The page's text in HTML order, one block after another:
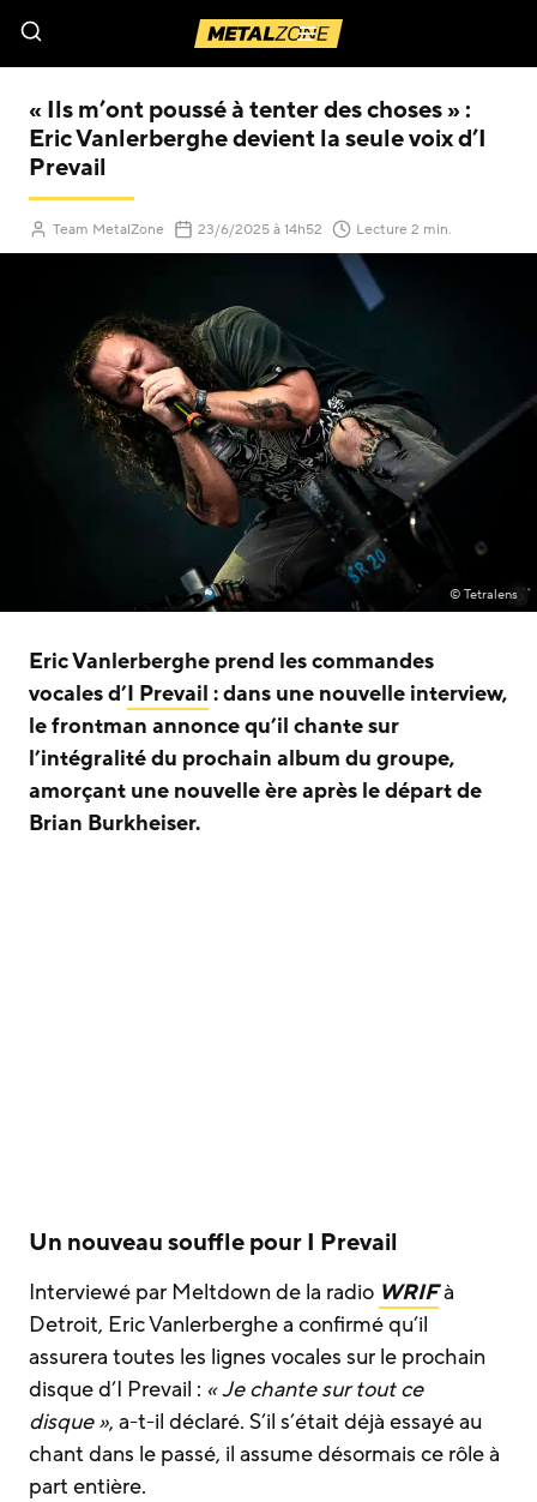
Menu
« Ils m’ont poussé à tenter des choses » :
Eric Vanlerberghe devient la seule voix d’I
Prevail
Team MetalZone 23/6/2025(Mis à jour le)
à 14h52 Lecture 2 min.
© Tetralens
Eric Vanlerberghe prend les commandes
vocales d’I Prevail : dans une nouvelle interview,
le frontman annonce qu’il chante sur
l’intégralité du prochain album du groupe,
amorçant une nouvelle ère après le départ de
Brian Burkheiser.
Un nouveau souffle pour I Prevail
Interviewé par Meltdown de la radio WRIFà
Detroit, Eric Vanlerberghe a confirmé qu’il
assurera toutes les lignes vocales sur le prochain
disque d’I Prevail : « Je chante sur tout ce
disque », a-t-il déclaré. S’il s’était déjà essayé au
chant dans le passé, il assume désormais ce rôle à
part entière.